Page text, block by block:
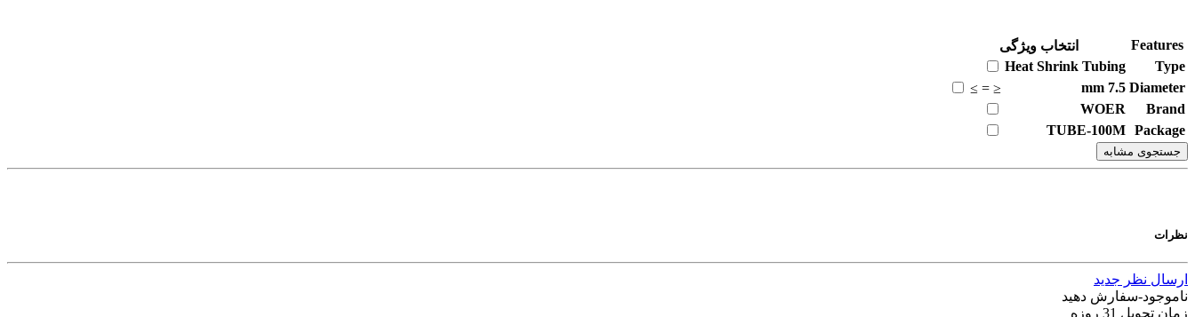
Features
انتخاب ویژگی
Type
Heat Shrink Tubing
Diameter
7.5
mm
≤
=
≥
Brand
WOER
Package
TUBE-100M
جستجوی مشابه
نظرات
ارسال نظر جدید
ناموجود-سفارش دهید
زمان تحویل 31 روزه